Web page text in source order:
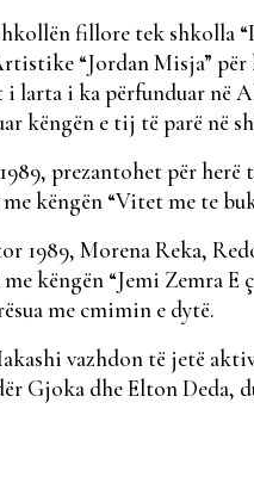
fillore tek shkolla
“Jordan Misja”
i larta i ka përfunduar në
këngën e tij të parë në
prezantohet për
këngën “Vitet me te
1989, Morena Reka,
me këngën “Jemi Zemra
me cmimin e dytë.
vazhdon të jetë
Gjoka dhe Elton Deda,